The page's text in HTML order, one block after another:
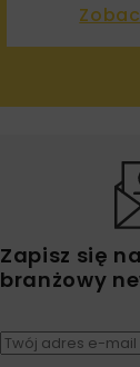
Zapisz się
branżowy